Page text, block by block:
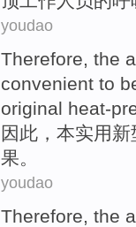
youdao
Therefore, the
convenient to
original heat-
因此 ， 本实用新
果。
youdao
Therefore, the